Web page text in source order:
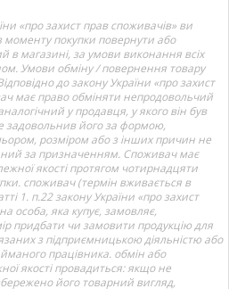
«про захист прав споживачів» ви
моменту покупки повернути або
в магазині, за умови виконання всіх
Умови обміну / повернення товару
до закону України «про захист
має право обміняти непродовольчий
у продавця, у якого він був
задовольнив його за формою,
розміром або з інших причин не
за призначенням. Споживач має
якості протягом чотирнадцяти
споживач (термін вживається в
1. п.22 закону України «про захист
особа, яка купує, замовляє,
придбати чи замовити продукцію для
з підприємницькою діяльністю або
працівника. обмін або
якості провадиться: якщо не
його товарний вигляд,